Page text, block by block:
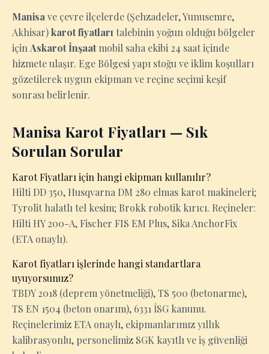
Manisa ve çevre ilçelerde (Şehzadeler, Yunusemre,
Akhisar)karot fiyatları talebinin yoğun olduğu bölgeler
için Askarot İnşaatmobil saha ekibi 24 saat içinde
hizmete ulaşır. Ege Bölgesi yapı stoğu ve iklim koşulları
gözetilerek uygun ekipman ve reçine seçimi keşif
sonrası belirlenir.
Manisa Karot Fiyatları — Sık
Sorulan Sorular
Karot Fiyatları için hangi ekipman kullanılır?
Hilti DD 350, Husqvarna DM 280 elmas karot makineleri;
Tyrolit halatlı tel kesim; Brokk robotik kırıcı. Reçineler:
Hilti HY 200-A, Fischer FIS EM Plus, Sika AnchorFix
(ETA onaylı).
Karot fiyatları işlerinde hangi standartlara
uyuyorsunuz?
TBDY 2018 (deprem yönetmeliği), TS 500 (betonarme),
TS EN 1504 (beton onarım), 6331 İSG kanunu.
Reçinelerimiz ETA onaylı, ekipmanlarımız yıllık
kalibrasyonlu, personelimiz SGK kayıtlı ve iş güvenliği